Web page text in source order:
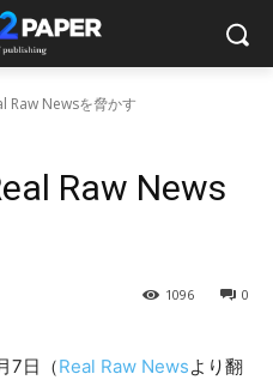
Raw Newsを脅かす
Raw News
0
1096
7日（Real Raw Newsより翻